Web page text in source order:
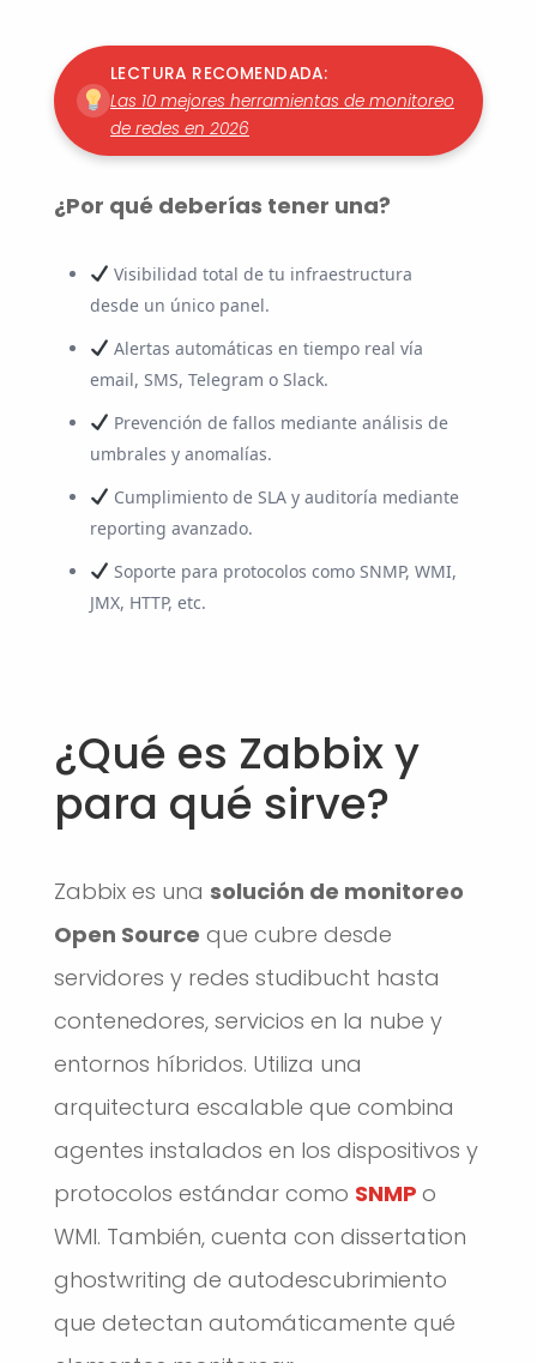
LECTURA RECOMENDADA:
Las 10 mejores herramientas de monitoreo
de redes en 2026
¿Por qué deberías tener una?
Visibilidad total de tu infraestructura
desde un único panel.
Alertas automáticas en tiempo real vía
email, SMS, Telegram o Slack.
Prevención de fallos mediante análisis de
umbrales y anomalías.
Cumplimiento de SLA y auditoría mediante
reporting avanzado.
Soporte para protocolos como SNMP, WMI,
JMX, HTTP, etc.
¿Qué es Zabbix y
para qué sirve?
Zabbix es una solución de monitoreo
Open Source que cubre desde
servidores y redes studibucht hasta
contenedores, servicios en la nube y
entornos híbridos. Utiliza una
arquitectura escalable que combina
agentes instalados en los dispositivos y
protocolos estándar como SNMP o
WMI. También, cuenta con dissertation
ghostwriting de autodescubrimiento
que detectan automáticamente qué